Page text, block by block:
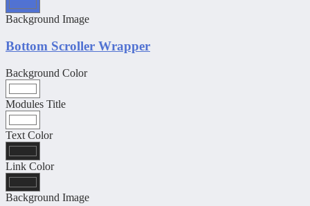
Background Image
Bottom Scroller Wrapper
Background Color
Modules Title
Text Color
Link Color
Background Image